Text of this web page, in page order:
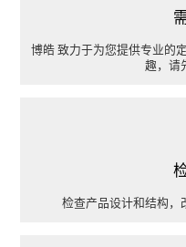
博皓 致力于为您提供专业的
趣，请
检查产品设计和结构，